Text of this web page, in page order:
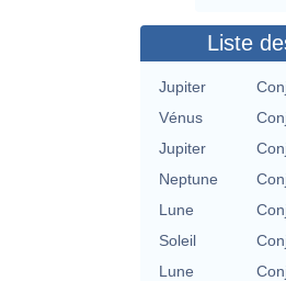
Liste
Jupiter
Vénus
Jupiter
Neptune
Lune
Soleil
Lune